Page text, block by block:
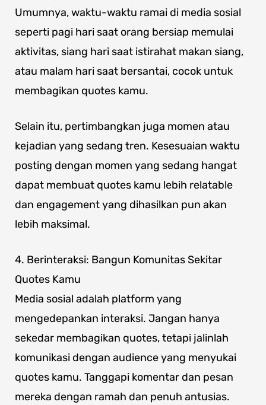
Umumnya, waktu-waktu ramai di media sosial
seperti pagi hari saat orang bersiap memulai
aktivitas, siang hari saat istirahat makan siang,
atau malam hari saat bersantai, cocok untuk
membagikan quotes kamu.
Selain itu, pertimbangkan juga momen atau
kejadian yang sedang tren. Kesesuaian waktu
posting dengan momen yang sedang hangat
dapat membuat quotes kamu lebih relatable
dan engagement yang dihasilkan pun akan
lebih maksimal.
4. Berinteraksi: Bangun Komunitas Sekitar
Quotes Kamu
Media sosial adalah platform yang
mengedepankan interaksi. Jangan hanya
sekedar membagikan quotes, tetapi jalinlah
komunikasi dengan audience yang menyukai
quotes kamu. Tanggapi komentar dan pesan
mereka dengan ramah dan penuh antusias.